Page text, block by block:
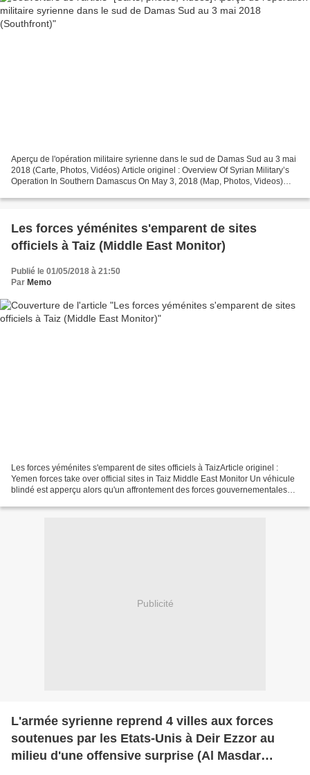
Aperçu de l'opération militaire syrienne dans le sud de Damas Sud au 3 mai
2018 (Carte, Photos, Vidéos) Article originel : Overview Of Syrian Military’s
Operation In Southern Damascus On May 3, 2018 (Map, Photos, Videos)
Les forces yéménites s'emparent de sites
officiels à Taiz (Middle East Monitor)
Publié le 01/05/2018 à 21:50
Par Memo
Les forces yéménites s'emparent de sites officiels à TaizArticle originel :
Yemen forces take over official sites in Taiz Middle East Monitor Un véhicule
blindé est apperçu alors qu'un affrontement des forces gouvernementales
Publicité
L'armée syrienne reprend 4 villes aux forces
soutenues par les Etats-Unis à Deir Ezzor au
milieu d'une offensive surprise (Al Masdar